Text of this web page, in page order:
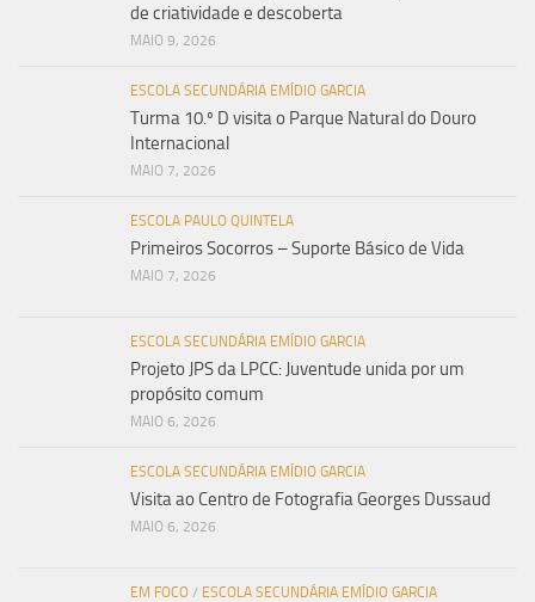
de criatividade e descoberta
MAIO 9, 2026
ESCOLA SECUNDÁRIA EMÍDIO GARCIA
Turma 10.º D visita o Parque Natural do Douro
Internacional
MAIO 7, 2026
ESCOLA PAULO QUINTELA
Primeiros Socorros – Suporte Básico de Vida
MAIO 7, 2026
ESCOLA SECUNDÁRIA EMÍDIO GARCIA
Projeto JPS da LPCC: Juventude unida por um
propósito comum
MAIO 6, 2026
ESCOLA SECUNDÁRIA EMÍDIO GARCIA
Visita ao Centro de Fotografia Georges Dussaud
MAIO 6, 2026
EM FOCO / ESCOLA SECUNDÁRIA EMÍDIO GARCIA